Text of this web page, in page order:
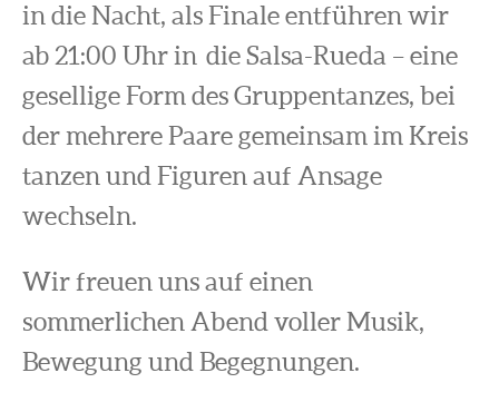
in die Nacht, als Finale entführen wir
ab 21:00 Uhr in die Salsa-Rueda – eine
gesellige Form des Gruppentanzes, bei
der mehrere Paare gemeinsam im Kreis
tanzen und Figuren auf Ansage
wechseln.
Wir freuen uns auf einen
sommerlichen Abend voller Musik,
Bewegung und Begegnungen.